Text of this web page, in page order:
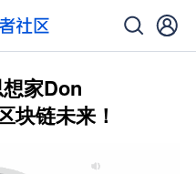
家Don
块链未来！